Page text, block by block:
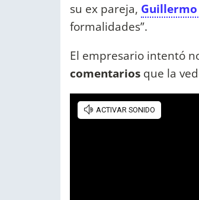
su ex pareja, Guillermo
formalidades”.
El empresario intentó
comentarios que la